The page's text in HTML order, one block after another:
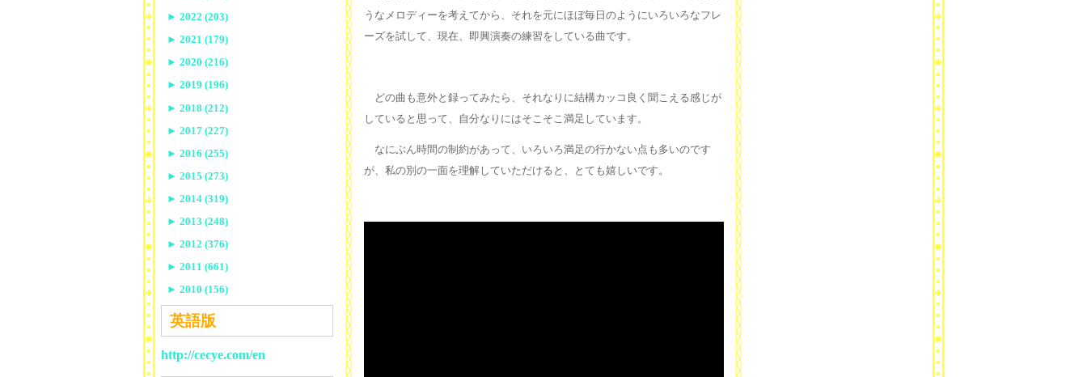
うなメロディーを考えてから、それを元にほぼ毎日のようにいろいろなフレ
ーズを試して、現在、即興演奏の練習をしている曲です。
どの曲も意外と録ってみたら、それなりに結構カッコ良く聞こえる感じが
していると思って、自分なりにはそこそこ満足しています。
なにぶん時間の制約があって、いろいろ満足の行かない点も多いのです
が、私の別の一面を理解していただけると、とても嬉しいです。
► 2022 (203)
► 2021 (179)
► 2020 (216)
► 2019 (196)
► 2018 (212)
► 2017 (227)
► 2016 (255)
► 2015 (273)
► 2014 (319)
► 2013 (248)
► 2012 (376)
► 2011 (661)
► 2010 (156)
英語版
http://cecye.com/en